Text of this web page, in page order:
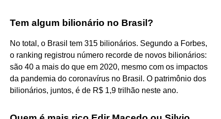
Tem algum bilionário no Brasil?
No total, o Brasil tem 315 bilionários. Segundo a Forbes,
o ranking registrou número recorde de novos bilionários:
são 40 a mais do que em 2020, mesmo com os impactos
da pandemia do coronavírus no Brasil. O patrimônio dos
bilionários, juntos, é de R$ 1,9 trilhão neste ano.